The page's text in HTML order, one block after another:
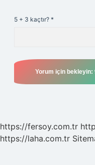
5 + 3 kaçtır? *
https://fersoy.com.tr
https://laha.com.tr